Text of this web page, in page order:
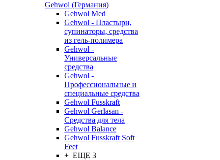
Gehwol (Германия)
Gehwol Med
Gehwol - Пластыри,
супинаторы, средства
из гель-полимера
Gehwol -
Универсальные
средства
Gehwol -
Профессиональные и
специальные средства
Gehwol Fusskraft
Gehwol Gerlasan -
Средства для тела
Gehwol Balance
Gehwol Fusskraft Soft
Feet
+ ЕЩЕ 3